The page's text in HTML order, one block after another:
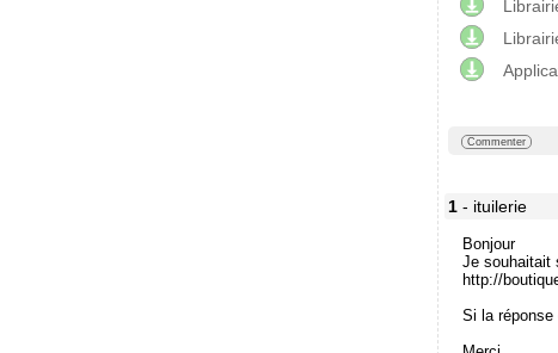
Commenter
1 - ituilerie
Bonjour
Je souhaitait
http://
Si la